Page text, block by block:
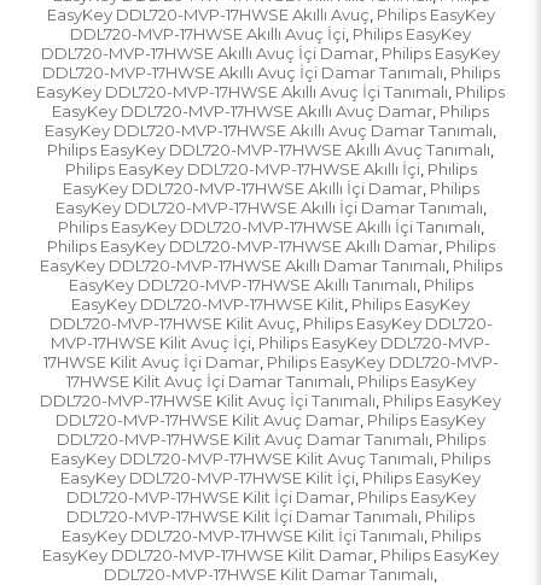
EasyKey DDL720-MVP-17HWSE Akıllı Avuç Philips EasyKey
DDL720-MVP-17HWSE Akıllı Avuç İçi Philips EasyKey
DDL720-MVP-17HWSE Akıllı Avuç İçi Damar Philips EasyKey
DDL720-MVP-17HWSE Akıllı Avuç İçi Damar Tanımalı Philips
EasyKey DDL720-MVP-17HWSE Akıllı Avuç İçi Tanımalı Philips
EasyKey DDL720-MVP-17HWSE Akıllı Avuç Damar Philips
EasyKey DDL720-MVP-17HWSE Akıllı Avuç Damar Tanımalı
Philips EasyKey DDL720-MVP-17HWSE Akıllı Avuç Tanımalı
Philips EasyKey DDL720-MVP-17HWSE Akıllı İçi, Philips
EasyKey DDL720-MVP-17HWSE Akıllı İçi Damar, Philips
EasyKey DDL720-MVP-17HWSE Akıllı İçi Damar Tanımalı
Philips EasyKey DDL720-MVP-17HWSE Akıllı İçi Tanımalı
Philips EasyKey DDL720-MVP-17HWSE Akıllı Damar, Philips
EasyKey DDL720-MVP-17HWSE Akıllı Damar Tanımalı Philips
EasyKey DDL720-MVP-17HWSE Akıllı Tanımalı Philips
EasyKey DDL720-MVP-17HWSE Kilit Philips EasyKey
DDL720-MVP-17HWSE Kilit Avuç Philips EasyKey DDL720-
MVP-17HWSE Kilit Avuç İçi Philips EasyKey DDL720-MVP-
17HWSE Kilit Avuç İçi Damar, Philips EasyKey DDL720-MVP-
17HWSE Kilit Avuç İçi Damar Tanımalı Philips EasyKey
DDL720-MVP-17HWSE Kilit Avuç İçi Tanımalı Philips EasyKey
DDL720-MVP-17HWSE Kilit Avuç Damar Philips EasyKey
DDL720-MVP-17HWSE Kilit Avuç Damar Tanımalı Philips
EasyKey DDL720-MVP-17HWSE Kilit Avuç Tanımalı Philips
EasyKey DDL720-MVP-17HWSE Kilit İçi Philips EasyKey
DDL720-MVP-17HWSE Kilit İçi Damar, Philips EasyKey
DDL720-MVP-17HWSE Kilit İçi Damar Tanımalı Philips
EasyKey DDL720-MVP-17HWSE Kilit İçi Tanımalı Philips
EasyKey DDL720-MVP-17HWSE Kilit Damar Philips EasyKey
DDL720-MVP-17HWSE Kilit Damar Tanımalı